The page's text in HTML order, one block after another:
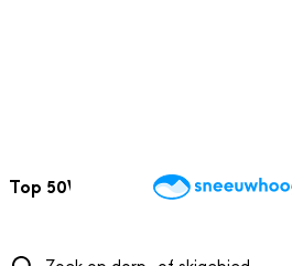
Top 50Webcams Wintersportweer